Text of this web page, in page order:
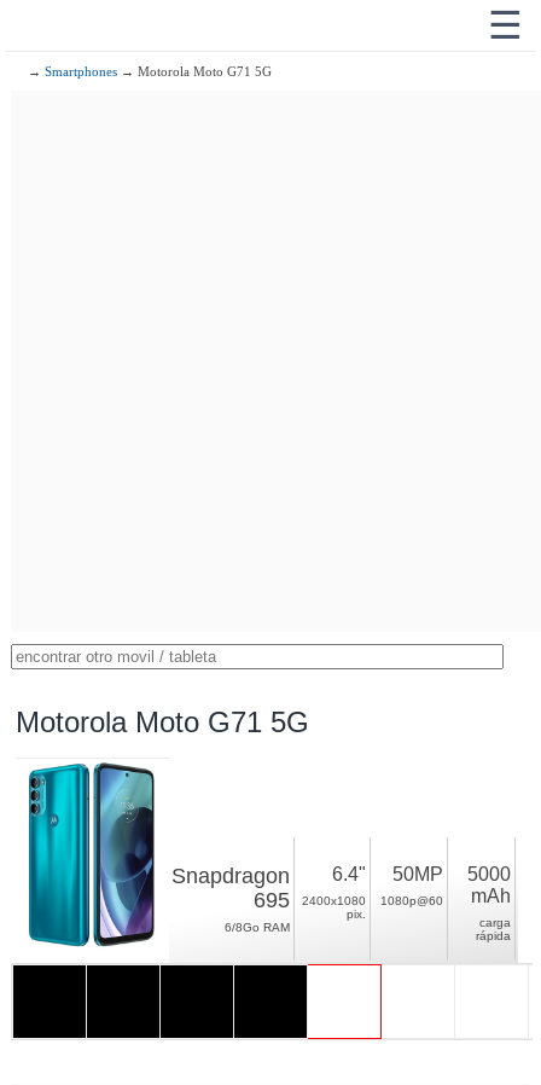
☰
→Smartphones → Motorola Moto G71 5G
Motorola Moto G71 5G
Snapdragon
695
6/8Go RAM
6.4"
2400x1080
pix.
50MP
1080p@60
5000
mAh
carga
rápida